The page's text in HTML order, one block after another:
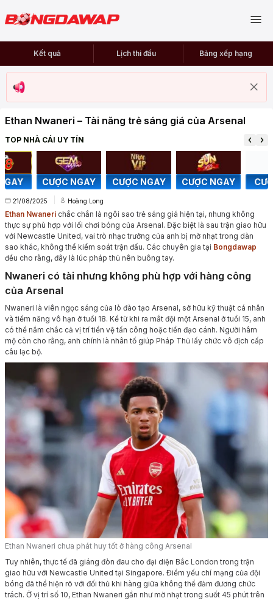
Kết quả Lịch thi đấu Bảng xếp hạng
Ethan Nwaneri – Tài năng trẻ sáng giá của Arsenal
TOP NHÀ CÁI UY TÍN
CƯỢC NGAY CƯỢC NGAY CƯỢC NGAY CƯỢC
21/08/2025 Hoàng Long
Ethan Nwaneri chắc chắn là ngôi sao trẻ sáng giá hiện tại, nhưng không
thực sự phù hợp với lối chơi bóng của Arsenal. Đặc biệt là sau trận giao hữu
với Newcastle United, vai trò nhạc trưởng của anh bị mờ nhạt trong dàn
sao khác, không thể kiểm soát trận đấu. Các chuyên gia tại Bongdawap
đều cho rằng, đây là lúc pháp thủ nên buông tay.
Nwaneri có tài nhưng không phù hợp với hàng công
của Arsenal
Nwaneri là viên ngọc sáng của lò đào tạo Arsenal, sở hữu kỹ thuật cá nhân
và tiềm năng vô hạn ở tuổi 18. Kể từ khi ra mắt đội một Arsenal ở tuổi 15, anh
có thể nắm chắc cả vị trí tiền vệ tấn công hoặc tiền đạo cánh. Người hâm
mộ còn cho rằng, anh chính là nhân tố giúp Pháp Thủ lấy chức vô địch cấp
câu lạc bộ.
Ethan Nwaneri chưa phát huy tốt ở hàng công Arsenal
Tuy nhiên, thực tế đã giáng đòn đau cho đại diện Bắc London trong trận
giao hữu với Newcastle United tại Singapore. Điểm yếu chí mạng của đội
bóng đã thể hiện rõ với đối thủ khi hàng giữa không thể đảm đương chức
trách. Ở vị trí số 10, Ethan Nwaneri gần như mờ nhạt trong suốt 45 phút trên